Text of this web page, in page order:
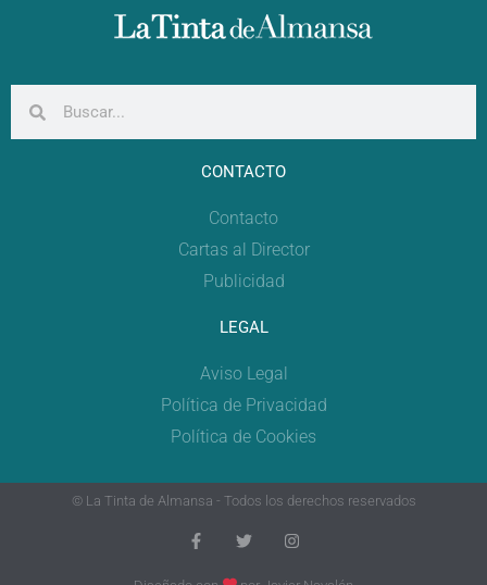
CONTACTO
Contacto
Cartas al Director
Publicidad
LEGAL
Aviso Legal
Política de Privacidad
Política de Cookies
© La Tinta de Almansa - Todos los derechos reservados